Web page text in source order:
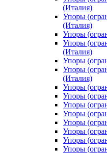
(Италия)
Упоры
(Италия)
Упоры
Упоры
(Италия)
Упоры
Упоры
(Италия)
Упоры
Упоры
Упоры
Упоры
Упоры
Упоры
Упоры
Упоры